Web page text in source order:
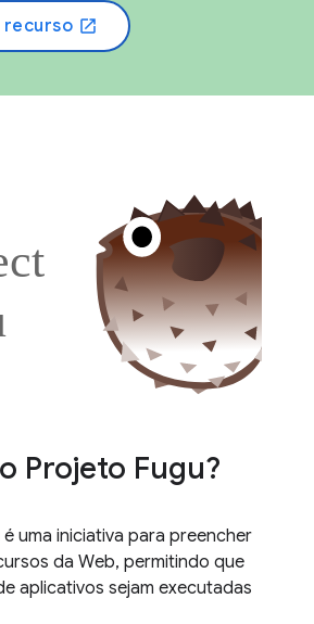
recurso open_in_new
Projeto Fugu?
uma iniciativa para preencher
da Web, permitindo que
aplicativos sejam executadas